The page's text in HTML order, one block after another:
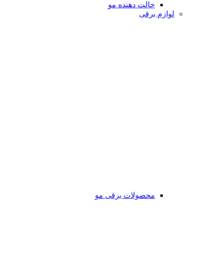
حالت دهنده مو
لوازم برقی
محصولات برقی مو